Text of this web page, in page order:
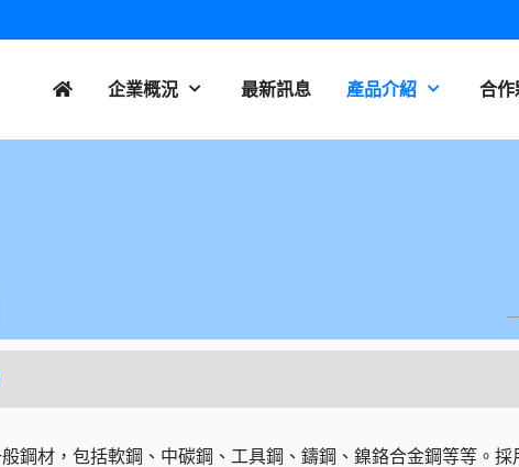
企業概況 最新訊息 產品介紹 合
鋼材，包括軟鋼、中碳鋼、工具鋼、鑄鋼、鎳鉻合金鋼等等。